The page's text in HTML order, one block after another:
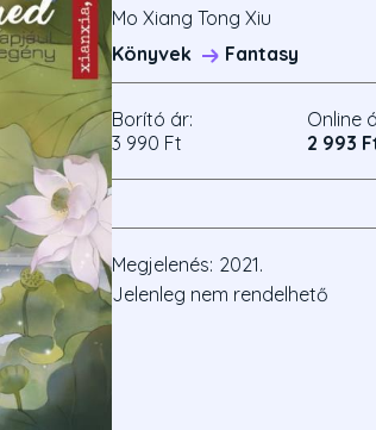
Mo Xiang Tong Xiu
Könyvek
Fantasy
Borító ár:
3 990 Ft
Online
2 993
Megjelenés: 2021.
Jelenleg nem rendelhető